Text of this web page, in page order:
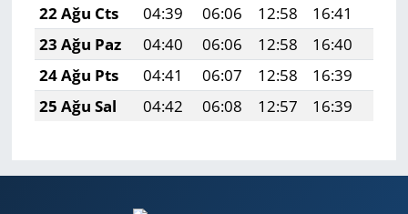
22 Ağu Cts
04:39 06:06 12:58 16:41
23 Ağu Paz
04:40 06:06 12:58 16:40
24 Ağu Pts
04:41 06:07 12:58 16:39
25 Ağu Sal
04:42 06:08 12:57 16:39